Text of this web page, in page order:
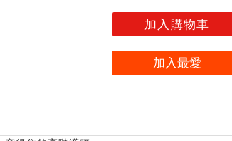
加入購物車
加入最愛